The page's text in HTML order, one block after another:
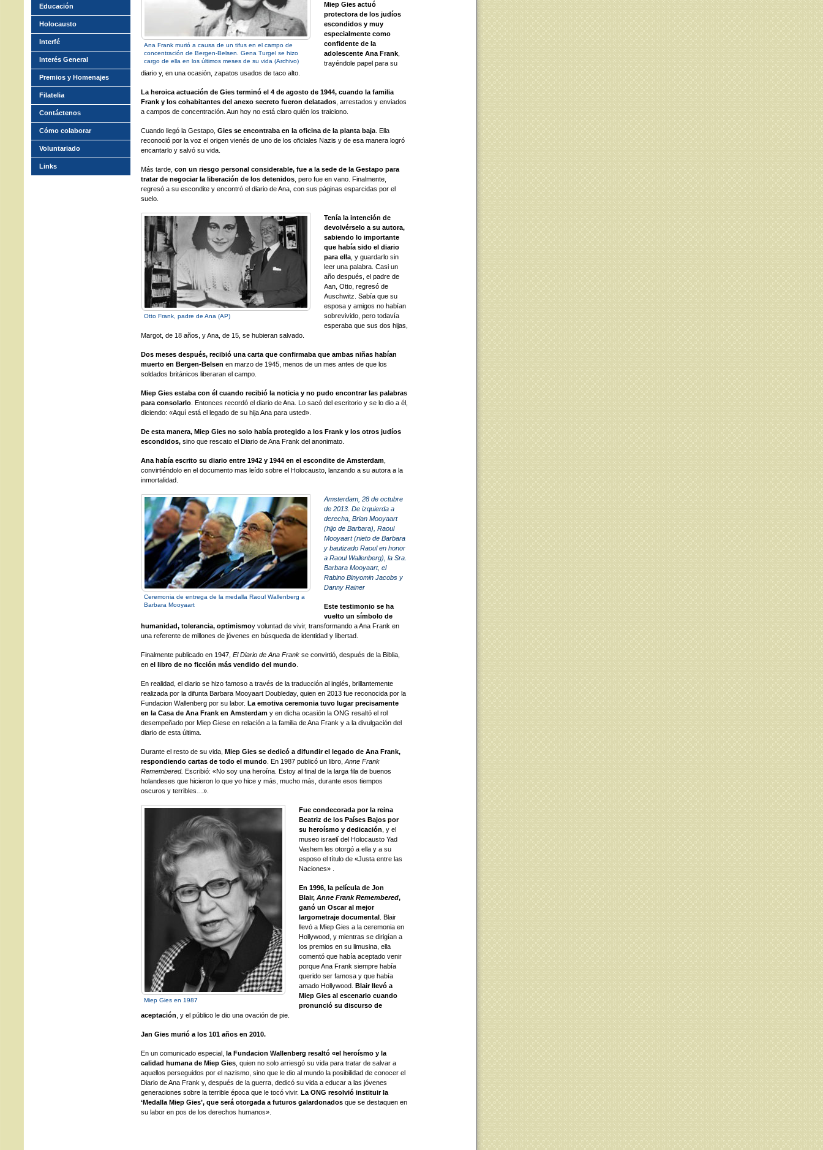
Ana Frank murió a causa de un tifus en el campo de
concentración de Bergen-Belsen. Gena Turgel se hizo
cargo de ella en los últimos meses de su vida (Archivo)
Miep Gies actuó
protectora de los judíos
escondidos y muy
especialmente como
confidente de la
adolescente Ana Frank
trayéndole papel para su
diario y, en una ocasión, zapatos usados de taco alto.
La heroica actuación de Gies terminó el 4 de agosto de 1944, cuando la familia
Frank y los cohabitantes del anexo secreto fueron delatados , arrestados y enviados
a campos de concentración. Aun hoy no está claro quién los traiciono.
Cuando llegó la Gestapo, Gies se encontraba en la oficina de la planta baja . Ella
reconoció por la voz el origen vienés de uno de los oficiales Nazis y de esa manera logró
encantarlo y salvó su vida.
Más tarde, con un riesgo personal considerable, fue a la sede de la Gestapo para
tratar de negociar la liberación de los detenidos , pero fue en vano. Finalmente,
regresó a su escondite y encontró el diario de Ana, con sus páginas esparcidas por el
suelo.
Otto Frank, padre de Ana (AP)
Tenía la intención de
devolvérselo a su autora,
sabiendo lo importante
que había sido el diario
para ella , y guardarlo sin
leer una palabra. Casi un
año después, el padre de
Aan, Otto, regresó de
Auschwitz. Sabía que su
esposa y amigos no habían
sobrevivido, pero todavía
esperaba que sus dos hijas,
Margot, de 18 años, y Ana, de 15, se hubieran salvado.
Dos meses después, recibió una carta que confirmaba que ambas niñas habían
muerto en Bergen-Belsen en marzo de 1945, menos de un mes antes de que los
soldados británicos liberaran el campo.
Miep Gies estaba con él cuando recibió la noticia y no pudo encontrar las palabras
para consolarlo . Entonces recordó el diario de Ana. Lo sacó del escritorio y se lo dio a él,
diciendo: «Aquí está el legado de su hija Ana para usted».
De esta manera, Miep Gies no solo había protegido a los Frank y los otros judíos
escondidos, sino que rescato el Diario de Ana Frank del anonimato.
Ana había escrito su diario entre 1942 y 1944 en el escondite de Amsterdam
convirtiéndolo en el documento mas leído sobre el Holocausto, lanzando a su autora a la
inmortalidad.
Ceremonia de entrega de la medalla Raoul Wallenberg a
Barbara Mooyaart
Amsterdam, 28 de octubre
de 2013. De izquierda a
derecha, Brian Mooyaart
(hijo de Barbara), Raoul
Mooyaart (nieto de Barbara
y bautizado Raoul en honor
a Raoul Wallenberg), la Sra.
Barbara Mooyaart, el
Rabino Binyomin Jacobs y
Danny Rainer
Este testimonio se ha
vuelto un símbolo de
humanidad, tolerancia, optimismoy voluntad de vivir, transformando a Ana Frank en
una referente de millones de jóvenes en búsqueda de identidad y libertad.
Finalmente publicado en 1947, El Diario de Ana Frank se convirtió, después de la Biblia,
en el libro de no ficción más vendido del mundo
En realidad, el diario se hizo famoso a través de la traducción al inglés, brillantemente
realizada por la difunta Barbara Mooyaart Doubleday, quien en 2013 fue reconocida por la
Fundacion Wallenberg por su labor. La emotiva ceremonia tuvo lugar precisamente
en la Casa de Ana Frank en Amsterdam y en dicha ocasión la ONG resaltó el rol
desempeñado por Miep Giese en relación a la familia de Ana Frank y a la divulgación del
diario de esta última.
Durante el resto de su vida, Miep Gies se dedicó a difundir el legado de Ana Frank,
respondiendo cartas de todo el mundo . En 1987 publicó un libro, Anne Frank
Remembered. Escribió: «No soy una heroína. Estoy al final de la larga fila de buenos
holandeses que hicieron lo que yo hice y más, mucho más, durante esos tiempos
oscuros y terribles…».
Miep Gies en 1987
Fue condecorada por la reina
Beatriz de los Países Bajos por
su heroísmo y dedicación , y el
museo israelí del Holocausto Yad
Vashem les otorgó a ella y a su
esposo el título de «Justa entre las
Naciones» .
En 1996, la película de Jon
Blair, Anne Frank Remembered,
ganó un Oscar al mejor
largometraje documental . Blair
llevó a Miep Gies a la ceremonia en
Hollywood, y mientras se dirigían a
los premios en su limusina, ella
comentó que había aceptado venir
porque Ana Frank siempre había
querido ser famosa y que había
amado Hollywood. Blair llevó a
Miep Gies al escenario cuando
pronunció su discurso de
aceptación , y el público le dio una ovación de pie.
Jan Gies murió a los 101 años en 2010.
En un comunicado especial, la Fundacion Wallenberg resaltó «el heroísmo y la
calidad humana de Miep Gies , quien no solo arriesgó su vida para tratar de salvar a
aquellos perseguidos por el nazismo, sino que le dio al mundo la posibilidad de conocer el
Diario de Ana Frank y, después de la guerra, dedicó su vida a educar a las jóvenes
generaciones sobre la terrible época que le tocó vivir. La ONG resolvió instituir la
‘Medalla Miep Gies’, que será otorgada a futuros galardonados que se destaquen en
su labor en pos de los derechos humanos».
Educación
Holocausto
Interfé
Interés General
Premios y Homenajes
Filatelia
Contáctenos
Cómo colaborar
Voluntariado
Links